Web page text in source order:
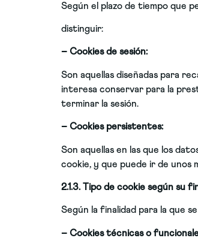
Según el plazo de tiempo que
distinguir:
– Cookies de sesión:
Son aquellas diseñadas para
interesa conservar para la
terminar la sesión.
– Cookies persistentes:
Son aquellas en las que los
cookie, y que puede ir de unos
2.1.3. Tipo de cookie según su
Según la finalidad para la que
– Cookies técnicas o